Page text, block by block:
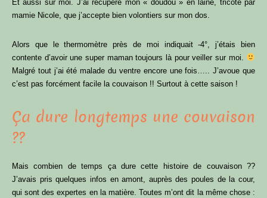
Et aussi sur moi. J’ai récupéré mon « doudou » en laine, tricoté par
mamie Nicole, que j’accepte bien volontiers sur mon dos.
Alors que le thermomètre près de moi indiquait -4°, j’étais bien
contente d’avoir une super maman toujours là pour veiller sur moi.
Malgré tout j’ai été malade du ventre encore une fois….. J’avoue que
c’est pas forcément facile la couvaison !! Surtout à cette saison !
Ça dure longtemps une couvaison
??
Mais combien de temps ça dure cette histoire de couvaison ??
J’avais pris quelques infos en amont, auprès des poules de la cour,
qui sont des expertes en la matière. Toutes m’ont dit la même chose :